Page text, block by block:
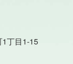
丁目1-15